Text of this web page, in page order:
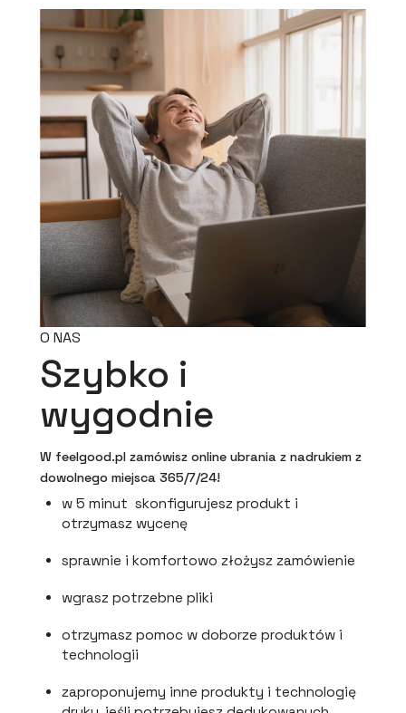
O NAS
Szybko i
wygodnie
W feelgood.pl zamówisz online ubrania z nadrukiem z
dowolnego miejsca 365/7/24!
w 5 minut skonfigurujesz produkt i
otrzymasz wycenę
sprawnie i komfortowo złożysz zamówienie
wgrasz potrzebne pliki
otrzymasz pomoc w doborze produktów i
technologii
zaproponujemy inne produkty i technologię